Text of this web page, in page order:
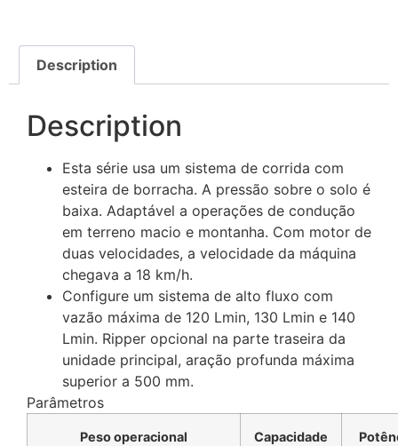
Description
Description
Esta série usa um sistema de corrida com
esteira de borracha. A pressão sobre o solo é
baixa. Adaptável a operações de condução
em terreno macio e montanha. Com motor de
duas velocidades, a velocidade da máquina
chegava a 18 km/h.
Configure um sistema de alto fluxo com
vazão máxima de 120 Lmin, 130 Lmin e 140
Lmin. Ripper opcional na parte traseira da
unidade principal, aração profunda máxima
superior a 500 mm.
Parâmetros
Peso operacional
Capacidade